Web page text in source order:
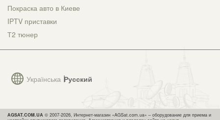
Українська Русский
Покраска авто в Киеве
IPTV приставки
Т2 тюнер
AGSAT.COM.UA © 2007-2026, Интернет-магазин «AGSat.com.ua» – оборудование для приема и